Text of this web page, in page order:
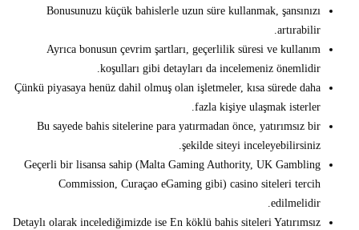
Bonusunuzu küçük bahislerle uzun süre kullanmak, şansınızı
artırabilir.
Ayrıca bonusun çevrim şartları, geçerlilik süresi ve kullanım
koşulları gibi detayları da incelemeniz önemlidir.
Çünkü piyasaya henüz dahil olmuş olan işletmeler, kısa sürede daha
fazla kişiye ulaşmak isterler.
Bu sayede bahis sitelerine para yatırmadan önce, yatırımsız bir
şekilde siteyi inceleyebilirsiniz.
Geçerli bir lisansa sahip (Malta Gaming Authority, UK Gambling
Commission, Curaçao eGaming gibi) casino siteleri tercih
edilmelidir.
Detaylı olarak incelediğimizde ise En köklü bahis siteleri Yatırımsız